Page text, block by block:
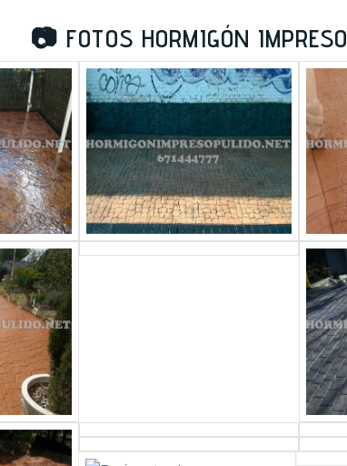
📷 FOTOS HORMIGÓN IMPRESO